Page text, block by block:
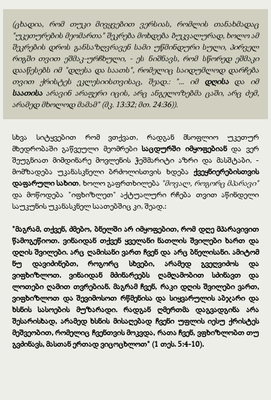
(ცხადია, რომ თუკი მივყვებით ვერსიას, რომლის თანახმადაც
"უკეთურების მეომართა" შეკრება მოხდება ბუკვალურად, ხოლო ამ
შეკრების დროს განსაზღვრავენ სამი უწმინდური სული, პირველ
რიგში თვით ეშმაკ-ურჩხული, - ეს ნიშნავს, რომ სწორედ ეშმაკი
დააწესებს იმ "დღესა და საათს", რომელიც საიდუმლოდ დარჩება
თვით ქრისტეს ეკლესიისთვისაც, შეად.: "... იმ დღისა და იმ
საათისა არავინ არაფერი იცის, არც ანგელოზებმა ცაში, არც ძემ,
არამედ მხოლოდ მამამ" (მკ. 13:32; მთ. 24:36)).
სხვა სიტყვებით რომ ვთქვათ, რადგან მსოფლიო უკეთურ
მხედრობაში გაწვეული მეომრებისაცდურში იმყოფებიანდა ვერ
შეუგნიათ მიმდინარე მოვლენის ჭეშმარიტი აზრი და მასშტაბი, -
მომზადება უკანასკნელი ბრძოლისთვის ხდება ქვეყნიერებისთვის
დაფარული სახით, ხოლო გაფრთხილება "მოვალ, როგორც მპარავი"
და მოწოდება "იფხიზლეთ" აქტუალური რჩება თვით აწინდელი
საუკუნის უკანასკნელ საათებშიც კი, შეად.:
"მაგრამ, თქვენ, ძმებო, ბნელში არ იმყოფებით, რომ დღე მპარავივით
წამოგეწიოთ. ვინაიდან თქვენ ყველანი ნათლის შვილები ხართ და
დღის შვილები. არც ღამისანი ვართ ჩვენ და არც ბნელისანი. ამიტომ
ნუ დავიძინებთ, როგორც სხვები, არამედ გვეღვიძოს და
ვიფხიზლოთ. ვინაიდან მძინარეებს ღამღამობით სძინავთ და
ლოთები ღამით თვრებიან. მაგრამ ჩვენ, რაკი დღის შვილები ვართ,
ვიფხიზლოთ და შევიმოსოთ რწმენისა და სიყვარულის აბჯარი და
ხსნის სასოების მუზარადი. რადგან ღმერთმა დაგვადგინა არა
შესარისხად, არამედ ხსნის მისაღებად ჩვენი უფლის იესუ ქრისტეს
მეშვეობით, რომელიც ჩვენთვის მოკვდა, რათა ჩვენ, ვფხიზლობთ თუ
გვძინავს, მასთან ერთად ვიცოცხლოთ" (1 თეს. 5:4-10).